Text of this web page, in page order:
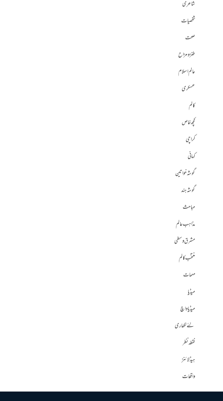
شاعری
شخصیات
صحت
طنز و مزاح
عالم اسلام
عسکری
کالم
کچھ خاص
کراچی
کہانی
گوشہ خواتین
گوشہ ہند
مباحث
مذاہب عالم
مشرق وسطی
منتخب کالم
مہمات
میڈیا
میڈیا واچ
نئے لکھاری
نقطہ نظر
ہیڈلائنز
واقعات